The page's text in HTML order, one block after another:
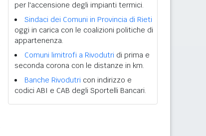
per l'accensione degli impianti termici.
Sindaci dei Comuni in Provincia di Rieti
oggi in carica con le coalizioni politiche di
appartenenza.
Comuni limitrofi a Rivodutri di prima e
seconda corona con le distanze in km.
Banche Rivodutri con indirizzo e
codici ABI e CAB degli Sportelli Bancari.